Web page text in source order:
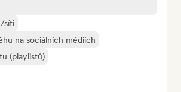
síti
na sociálních médiích
(playlistů)